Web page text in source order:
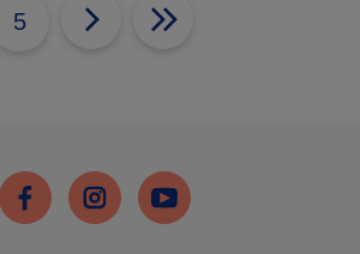
5
FacebookInstagramYoutube